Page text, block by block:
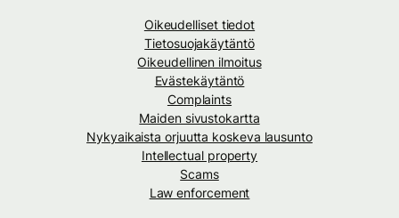
Oikeudelliset tiedot
Tietosuojakäytäntö
Oikeudellinen ilmoitus
Evästekäytäntö
Complaints
Maiden sivustokartta
Nykyaikaista orjuutta koskeva lausunto
Intellectual property
Scams
Law enforcement